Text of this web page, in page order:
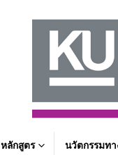
หลักสูตร นวัตกรรมท